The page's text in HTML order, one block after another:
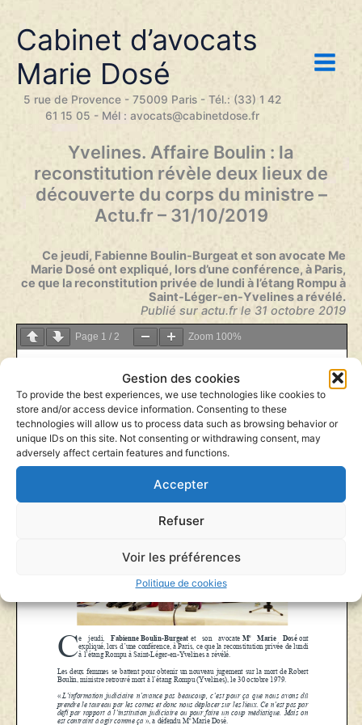
Gestion des cookies
To provide the best experiences, we use technologies like cookies to
store and/or access device information. Consenting to these
technologies will allow us to process data such as browsing behavior or
unique IDs on this site. Not consenting or withdrawing consent, may
adversely affect certain features and functions.
Accepter
Refuser
Voir les préférences
Politique de cookies
contenu
Cabinet d’avocats
Marie Dosé
5 rue de Provence - 75009 Paris - Tél.: (33) 1 42
61 15 05 - Mél : avocats@cabinetdose.fr
Yvelines. Affaire Boulin : la
reconstitution révèle deux lieux de
découverte du corps du ministre –
Actu.fr – 31/10/2019
Ce jeudi, Fabienne Boulin-Burgeat et son avocate Me
Marie Dosé ont expliqué, lors d’une conférence, à Paris,
ce que la reconstitution privée de lundi à l’étang Rompu à
Saint-Léger-en-Yvelines a révélé.
Publié sur actu.fr le 31 octobre 2019
Page 1 / 2 Zoom 100%